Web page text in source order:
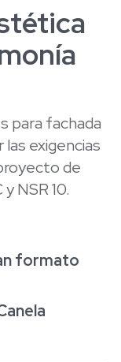
para fachada
exigencias
de
NSR 10.
formato